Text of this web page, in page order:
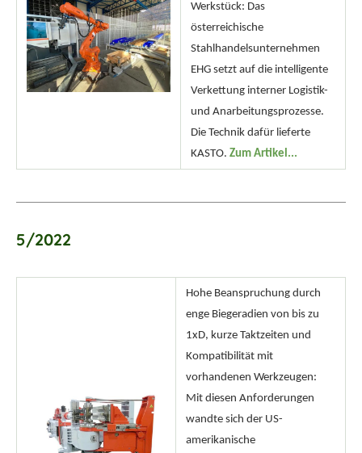
Werkstück: Das
österreichische
Stahlhandelsunternehmen
EHG setzt auf die intelligente
Verkettung interner Logistik-
und Anarbeitungsprozesse.
Die Technik dafür lieferte
KASTO. Zum Artikel...
5/2022
Hohe Beanspruchung durch
enge Biegeradien von bis zu
1xD, kurze Taktzeiten und
Kompatibilität mit
vorhandenen Werkzeugen:
Mit diesen Anforderungen
wandte sich der US-
amerikanische